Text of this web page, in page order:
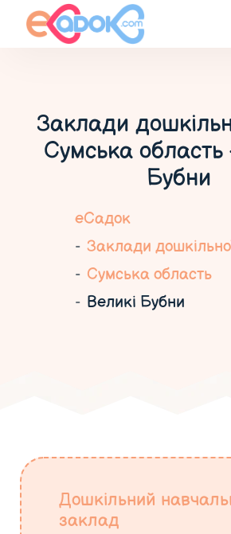
Заклади
Сумська область
Бубни
еСадок
Заклади
Сумська область
Великі Бубни
Дошкільний
заклад